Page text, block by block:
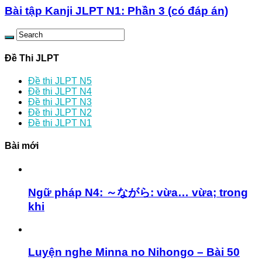
Bài tập Kanji JLPT N1: Phần 3 (có đáp án)
Đề Thi JLPT
Đề thi JLPT N5
Đề thi JLPT N4
Đề thi JLPT N3
Đề thi JLPT N2
Đề thi JLPT N1
Bài mới
Ngữ pháp N4: ～ながら: vừa… vừa; trong
khi
Luyện nghe Minna no Nihongo – Bài 50